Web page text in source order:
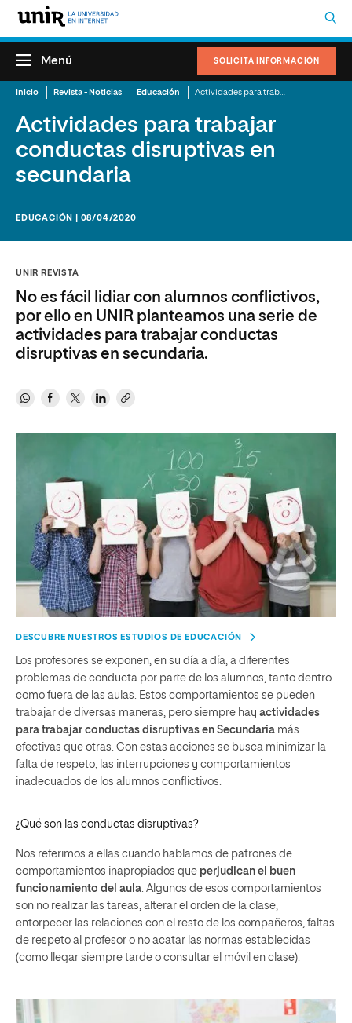
SOLICITA INFORMACIÓN
Menú
Inicio Revista - Noticias Educación
Actividades para trabajar
conductas disruptivas en
secundaria
EDUCACIÓN | 08/04/2020
UNIR REVISTA
No es fácil lidiar con alumnos conflictivos,
por ello en UNIR planteamos una serie de
actividades para trabajar conductas
disruptivas en secundaria.
DESCUBRE NUESTROS ESTUDIOS DE EDUCACIÓN
Los profesores se exponen, en su día a día, a diferentes
problemas de conducta por parte de los alumnos, tanto dentro
como fuera de las aulas. Estos comportamientos se pueden
trabajar de diversas maneras, pero siempre hay actividades
para trabajar conductas disruptivas en Secundaria más
efectivas que otras. Con estas acciones se busca minimizar la
falta de respeto, las interrupciones y comportamientos
inadecuados de los alumnos conflictivos.
¿Qué son las conductas disruptivas?
Nos referimos a ellas cuando hablamos de patrones de
comportamientos inapropiados que perjudican el buen
funcionamiento del aula. Algunos de esos comportamientos
son no realizar las tareas, alterar el orden de la clase,
entorpecer las relaciones con el resto de los compañeros, faltas
de respeto al profesor o no acatar las normas establecidas
(como llegar siempre tarde o consultar el móvil en clase).